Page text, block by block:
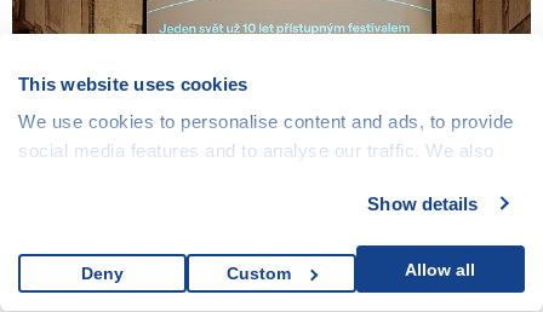
This website uses cookies
We use cookies to personalise content and ads, to provide
social media features and to analyse our traffic. We also
media, advertising and analytics partners who may
them or that they’ve collected from your use of their
services.
Show details
Allow all
Custom
Deny
Novinka 17. 3. 2026